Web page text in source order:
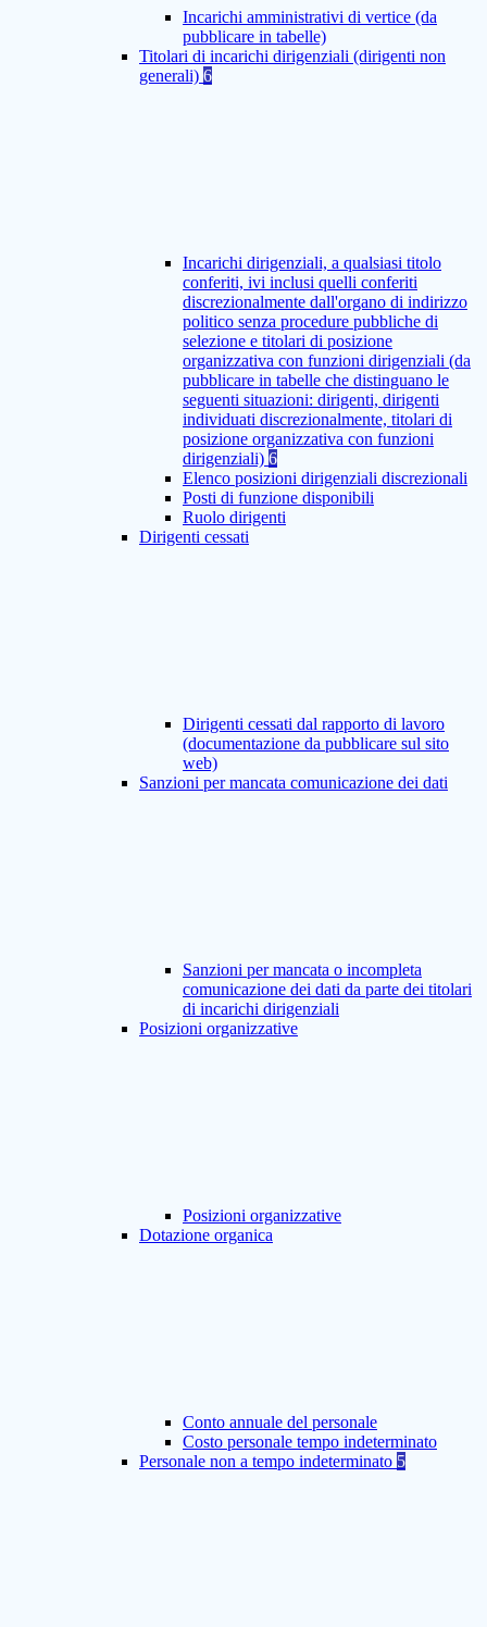
Incarichi amministrativi di vertice (da
pubblicare in tabelle)
Titolari di incarichi dirigenziali (dirigenti non
generali) 6
Incarichi dirigenziali, a qualsiasi titolo
conferiti, ivi inclusi quelli conferiti
discrezionalmente dall'organo di indirizzo
politico senza procedure pubbliche di
selezione e titolari di posizione
organizzativa con funzioni dirigenziali (da
pubblicare in tabelle che distinguano le
seguenti situazioni: dirigenti, dirigenti
individuati discrezionalmente, titolari di
posizione organizzativa con funzioni
dirigenziali) 6
Elenco posizioni dirigenziali discrezionali
Posti di funzione disponibili
Ruolo dirigenti
Dirigenti cessati
Dirigenti cessati dal rapporto di lavoro
(documentazione da pubblicare sul sito
web)
Sanzioni per mancata comunicazione dei dati
Sanzioni per mancata o incompleta
comunicazione dei dati da parte dei titolari
di incarichi dirigenziali
Posizioni organizzative
Posizioni organizzative
Dotazione organica
Conto annuale del personale
Costo personale tempo indeterminato
Personale non a tempo indeterminato 5